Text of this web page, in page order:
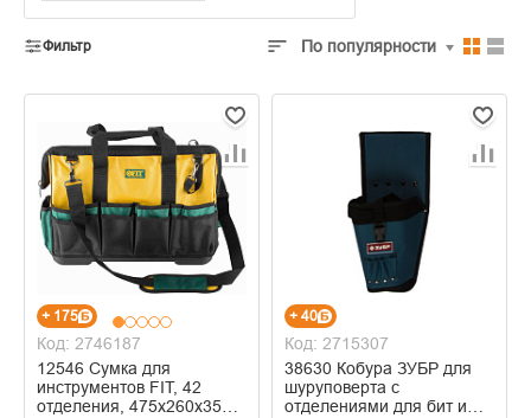
Фильтр По популярности
+ 175
Код: 2746187
12546 Сумка для
инструментов FIT, 42
отделения, 475х260х350
+ 40
Код: 2715307
38630 Кобура ЗУБР для
шуруповерта с
отделениями для бит и